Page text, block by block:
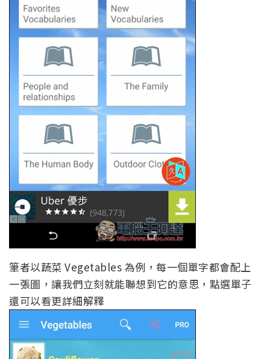
筆者以蔬菜 Vegetables 為例，每一個單字都會配上
一張圖，讓我們立刻就能聯想到它的意思，點選單子
還可以看更詳細解釋